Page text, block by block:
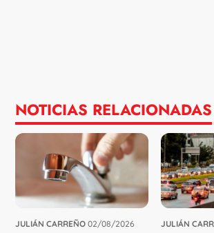
NOTICIAS RELACIONADAS
JULIÁN CARREÑO 02/08/2026 JULIÁN